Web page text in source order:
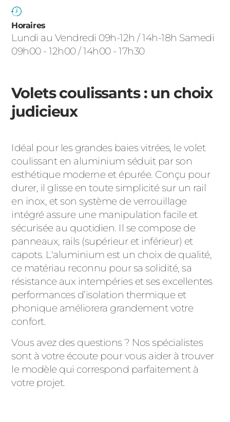
Horaires
Lundi au Vendredi 09h-12h / 14h-18h Samedi
09h00 - 12h00 / 14h00 - 17h30
Volets coulissants : un choix
judicieux
Idéal pour les grandes baies vitrées, le volet
coulissant en aluminium séduit par son
esthétique moderne et épurée. Conçu pour
durer, il glisse en toute simplicité sur un rail
en inox, et son système de verrouillage
intégré assure une manipulation facile et
sécurisée au quotidien. Il se compose de
panneaux, rails (supérieur et inférieur) et
capots. L'aluminium est un choix de qualité,
ce matériau reconnu pour sa solidité, sa
résistance aux intempéries et ses excellentes
performances d’isolation thermique et
phonique améliorera grandement votre
confort.
Vous avez des questions ? Nos spécialistes
sont à votre écoute pour vous aider à trouver
le modèle qui correspond parfaitement à
votre projet.